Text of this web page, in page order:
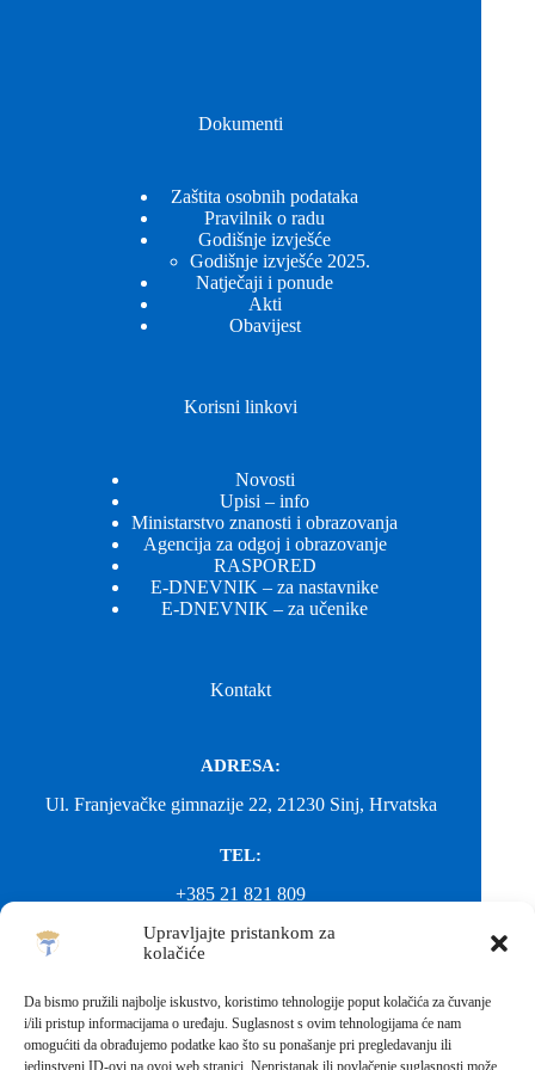
Upravljajte pristankom za
kolačiće
Da bismo pružili najbolje iskustvo, koristimo tehnologije poput kolačića za čuvanje
i/ili pristup informacijama o uređaju. Suglasnost s ovim tehnologijama će nam
omogućiti da obrađujemo podatke kao što su ponašanje pri pregledavanju ili
jedinstveni ID-ovi na ovoj web stranici. Nepristanak ili povlačenje suglasnosti može
Dokumenti
Zaštita osobnih podataka
Pravilnik o radu
Godišnje izvješće
Godišnje izvješće 2025.
Natječaji i ponude
Akti
Obavijest
Korisni linkovi
Novosti
Upisi – info
Ministarstvo znanosti i obrazovanja
Agencija za odgoj i obrazovanje
RASPORED
E-DNEVNIK – za nastavnike
E-DNEVNIK – za učenike
Kontakt
ADRESA:
Ul. Franjevačke gimnazije 22, 21230 Sinj, Hrvatska
TEL:
+385 21 821 809
EMAIL:
EMAIL: